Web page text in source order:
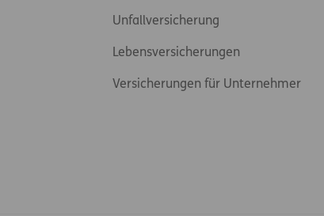
Unfallversicherung
Lebensversicherungen
Versicherungen für Unternehmer